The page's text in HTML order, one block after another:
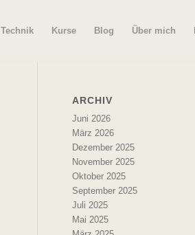
Kurse Blog Über mich
ARCHIV
Juni 2026
März 2026
Dezember 2025
November 2025
Oktober 2025
September 2025
Juli 2025
Mai 2025